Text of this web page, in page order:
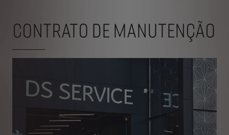
CONTRATO DE MANUTENÇÃO